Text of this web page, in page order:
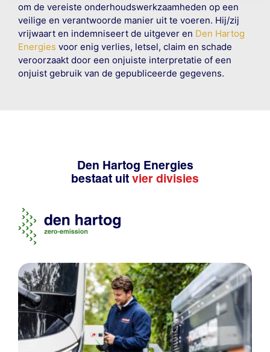
om de vereiste onderhoudswerkzaamheden op een
veilige en verantwoorde manier uit te voeren. Hij/zij
vrijwaart en indemniseert de uitgever en Den Hartog
Energies voor enig verlies, letsel, claim en schade
veroorzaakt door een onjuiste interpretatie of een
onjuist gebruik van de gepubliceerde gegevens.
Den Hartog Energies
bestaat uit vier divisies